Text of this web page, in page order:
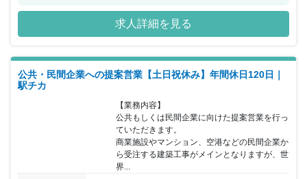
社の依頼獲得に向けて建設営業を募集することとなりました。同社
は、100棟を超える改修工事の実績と今まで培った人材と技術を武
器に新規開拓をスムーズに行うことが可能です。建設業界の経験の
できます。業界未経験の方でも安心して業務に取り組めるように必
要に応じて、社長や取締役、技術部門の社員も同行しながら、協力
して提案を進めることができます。社長直下の組織である営業部門
は、現在先輩1名と合わせて2名で提案を進めています。営業の進め
方はすべて任せていただける環境にあり「やってみたい！」という
挑戦する意欲に対して社長がサポートする環境が整っています。あ
らゆる場所にチャンスがある仕事だからこそ、自らチャレンジする
姿勢をお持ちの方であれば、裁量の大きさを実感しながら日々の仕
事に取り組んでいただけます。「自ら役割を広げていきたい」「自
分の営業力をもっと活かせる仕事がしたい」という思いのある方や
求人詳細を見る
公共・民間企業への提案営業【土日祝休み】年間休日120日｜
駅チカ
【業務内容】
公共もしくは民間企業に向けた提案営業を行っ
ていただきます。
商業施設やマンション、空港などの民間企業か
ら受注する建築工事がメインとなりますが、世
界...